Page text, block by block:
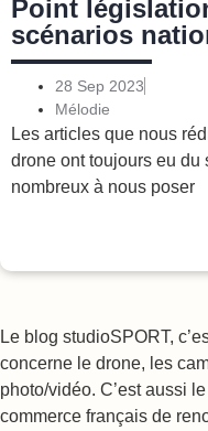
Point
scénarios
1er janvier 2024
28 Sep 2023
Mélodie
Les articles que nous
drone ont toujours eu du
nombreux à nous poser
Le blog studioSPORT,
concerne le drone, les
photo/vidéo. C’est aussi
commerce français de